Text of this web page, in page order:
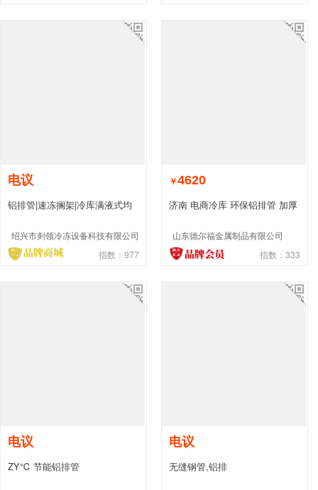
电议
铝排管|速冻搁架|冷库满液式均
流器
绍兴市剡领冷冻设备科技有限公司
指数：977
￥4620
济南 电商冷库 环保铝排管 加厚
山东德尔福金属制品有限公司
指数：333
电议
ZY℃ 节能铝排管
电议
无缝钢管,铝排